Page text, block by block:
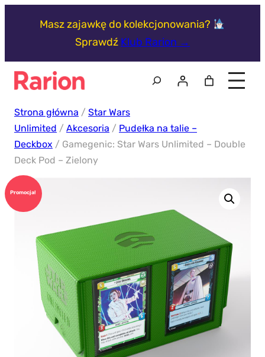
Masz zajawkę do kolekcjonowania?
Sprawdź Klub Rarion →
Szukaj
Strona główna / Star Wars
Unlimited / Akcesoria / Pudełka na talie –
Deckbox / Gamegenic: Star Wars Unlimited – Double
Deck Pod – Zielony
Promocja!